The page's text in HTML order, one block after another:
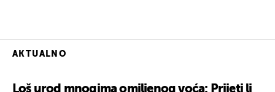
AKTUALNO
Loš urod mnogima omiljenog voća: Prijeti li